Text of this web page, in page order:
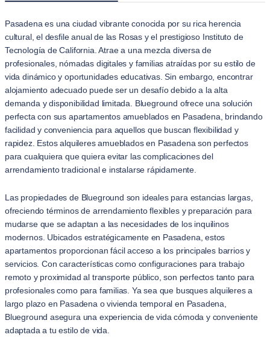
Pasadena es una ciudad vibrante conocida por su rica herencia
cultural, el desfile anual de las Rosas y el prestigioso Instituto de
Tecnología de California. Atrae a una mezcla diversa de
profesionales, nómadas digitales y familias atraídas por su estilo de
vida dinámico y oportunidades educativas. Sin embargo, encontrar
alojamiento adecuado puede ser un desafío debido a la alta
demanda y disponibilidad limitada. Blueground ofrece una solución
perfecta con sus apartamentos amueblados en Pasadena, brindando
facilidad y conveniencia para aquellos que buscan flexibilidad y
rapidez. Estos alquileres amueblados en Pasadena son perfectos
para cualquiera que quiera evitar las complicaciones del
arrendamiento tradicional e instalarse rápidamente.
Las propiedades de Blueground son ideales para estancias largas,
ofreciendo términos de arrendamiento flexibles y preparación para
mudarse que se adaptan a las necesidades de los inquilinos
modernos. Ubicados estratégicamente en Pasadena, estos
apartamentos proporcionan fácil acceso a los principales barrios y
servicios. Con características como configuraciones para trabajo
remoto y proximidad al transporte público, son perfectos tanto para
profesionales como para familias. Ya sea que busques alquileres a
largo plazo en Pasadena o vivienda temporal en Pasadena,
Blueground asegura una experiencia de vida cómoda y conveniente
adaptada a tu estilo de vida.